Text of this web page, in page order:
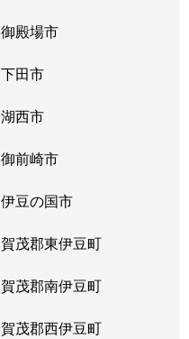
御殿場市
下田市
湖西市
御前崎市
伊豆の国市
賀茂郡東伊豆町
賀茂郡南伊豆町
賀茂郡西伊豆町